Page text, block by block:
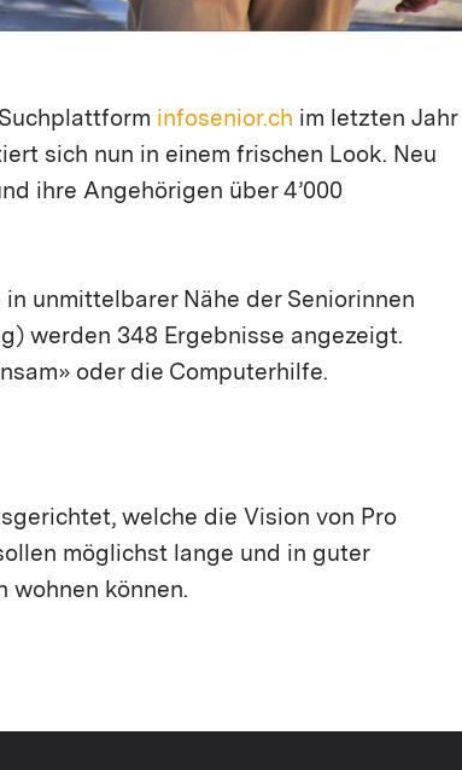
infosenior.ch im letzten Jahr
sich nun in einem frischen Look. Neu
ihre Angehörigen über 4’000
unmittelbarer Nähe der Seniorinnen
werden 348 Ergebnisse angezeigt.
oder die Computerhilfe.
welche die Vision von Pro
möglichst lange und in guter
wohnen können.